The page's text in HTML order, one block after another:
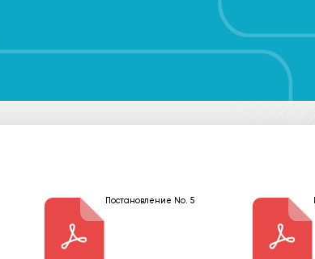
Постановление No. 5